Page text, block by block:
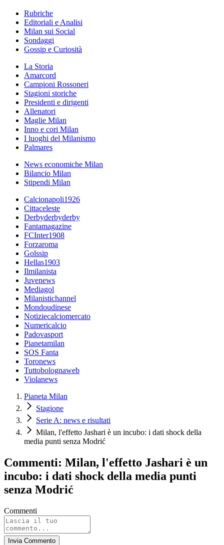
Rubriche
Editoriali e Analisi
Milan sui Social
Sondaggi
Gossip e Curiosità
La Storia
Amarcord
Campioni Rossoneri
Stagioni storiche
Presidenti e dirigenti
Allenatori
Maglie Milan
Inno e cori Milan
I luoghi del Milanismo
Palmares
News economiche Milan
Bilancio Milan
Stipendi Milan
Calcionapoli1926
Cittaceleste
Derbyderbyderby
Fantamagazine
FCInter1908
Forzaroma
Golssip
Hellas1903
Ilmilanista
Juvenews
Mediagol
Milanistichannel
Mondoudinese
Notiziecalciomercato
Numericalcio
Padovasport
Pianetamilan
SOS Fanta
Toronews
Tuttobolognaweb
Violanews
Pianeta Milan
Stagione
Serie A: news e risultati
Milan, l'effetto Jashari è un incubo: i dati shock della
media punti senza Modrić
Commenti: Milan, l'effetto Jashari è un
incubo: i dati shock della media punti
senza Modrić
Commenti
Invia Commento